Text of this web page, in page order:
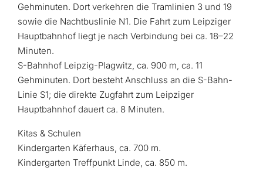
Gehminuten. Dort verkehren die Tramlinien 3 und 19
sowie die Nachtbuslinie N1. Die Fahrt zum Leipziger
Hauptbahnhof liegt je nach Verbindung bei ca. 18–22
Minuten.
S-Bahnhof Leipzig-Plagwitz, ca. 900 m, ca. 11
Gehminuten. Dort besteht Anschluss an die S-Bahn-
Linie S1; die direkte Zugfahrt zum Leipziger
Hauptbahnhof dauert ca. 8 Minuten.
Kitas & Schulen
Kindergarten Käferhaus, ca. 700 m.
Kindergarten Treffpunkt Linde, ca. 850 m.